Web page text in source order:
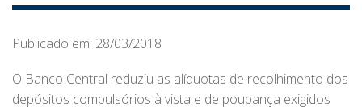
Publicado em: 28/03/2018
O Banco Central reduziu as alíquotas de recolhimento dos
depósitos compulsórios à vista e de poupança exigidos